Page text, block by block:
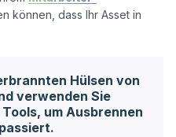
können, dass Ihr Asset in
Hülsen von
verwenden Sie
Tools, um Ausbrennen